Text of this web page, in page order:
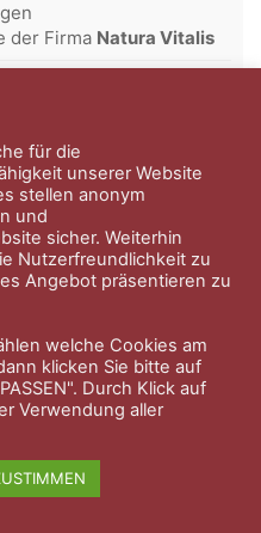
der Firma Natura Vitalis
seit 1986 -
Über uns
für die
unserer Website
stellen anonym
und
sicher. Weiterhin
Nutzerfreundlichkeit zu
Angebot präsentieren zu
welche Cookies am
klicken Sie bitte auf
Durch Klick auf
Verwendung aller